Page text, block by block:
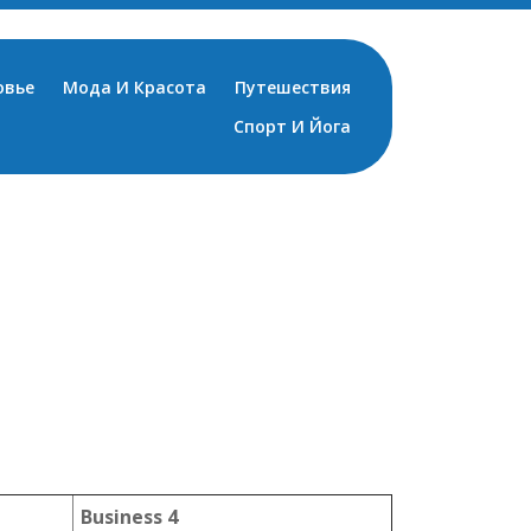
Мода И Красота
Путешествия
Спорт И Йога
Business 4